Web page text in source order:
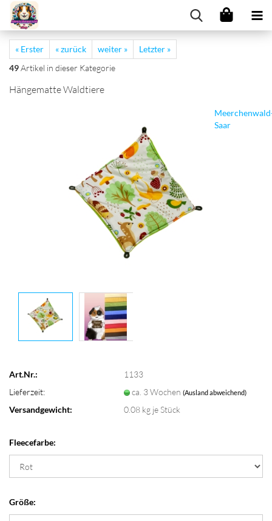
« Erster « zurück weiter »
Letzter »
49Artikel in dieser Kategorie
Hängematte Waldtiere
Saar
Art.Nr.:
1133
Lieferzeit:
ca. 3 Wochen(Ausland abweichend)
Versandgewicht: 0.08 kg je Stück
Fleecefarbe:
Größe: